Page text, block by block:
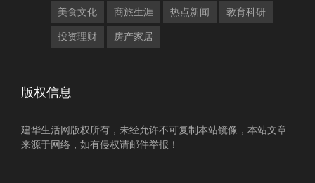
美食文化 商旅生涯 热点新闻 教育科研
投资理财 房产家居
版权信息
建华生活网版权所有，未经允许不可复制本站镜像，本站文章
来源于网络，如有侵权请邮件举报！